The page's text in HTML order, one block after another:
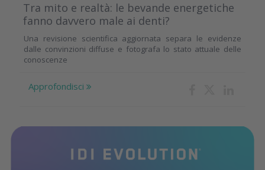
Tra mito e realtà: le bevande energetiche
fanno davvero male ai denti?
Una revisione scientifica aggiornata separa le evidenze
dalle convinzioni diffuse e fotografa lo stato attuale delle
conoscenze
Approfondisci